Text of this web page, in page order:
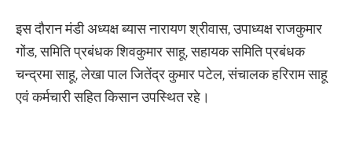
इस दौरान मंडी अध्यक्ष ब्यास नारायण श्रीवास, उपाध्यक्ष राजकुमार
गोंड, समिति प्रबंधक शिवकुमार साहू, सहायक समिति प्रबंधक
चन्द्रमा साहू, लेखा पाल जितेंद्र कुमार पटेल, संचालक हरिराम साहू
एवं कर्मचारी सहित किसान उपस्थित रहे।